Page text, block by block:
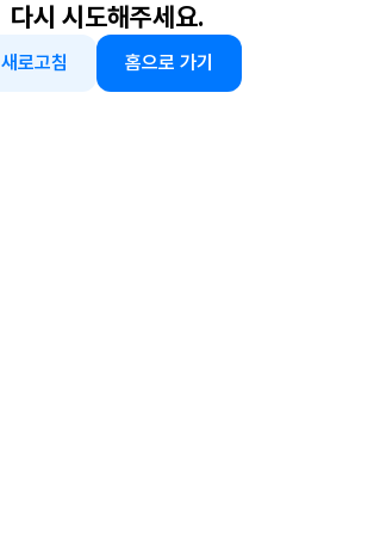
다시 시도해주세요.
새로고침 홈으로 가기